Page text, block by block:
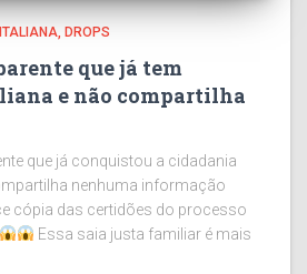
DROPS
que já tem
e não compartilha
que já conquistou a cidadania
nenhuma informação
cópia das certidões do processo
Essa saia justa familiar é mais